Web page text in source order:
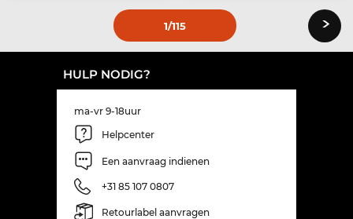
1/115 ›
HULP NODIG?
ma-vr 9-18uur
Helpcenter
Een aanvraag indienen
+31 85 107 0807
Retourlabel aanvragen